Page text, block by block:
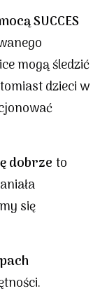
SUCCES
mogą śledzić
dzieci w
dobrze to
się